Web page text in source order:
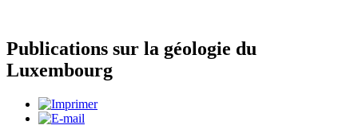
Publications sur la géologie du
Luxembourg